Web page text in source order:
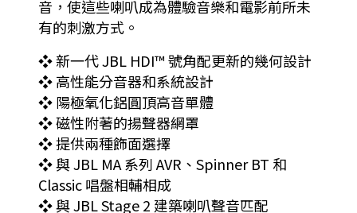
音，使這些喇叭成為體驗音樂和電影前所未
有的刺激方式。
❖ 新一代 JBL HDI™ 號角配更新的幾何設計
❖ 高性能分音器和系統設計
❖ 陽極氧化鋁圓頂高音單體
❖ 磁性附著的揚聲器網罩
❖ 提供兩種飾面選擇
❖ 與 JBL MA 系列 AVR、Spinner BT 和
Classic 唱盤相輔相成
❖ 與 JBL Stage 2 建築喇叭聲音匹配